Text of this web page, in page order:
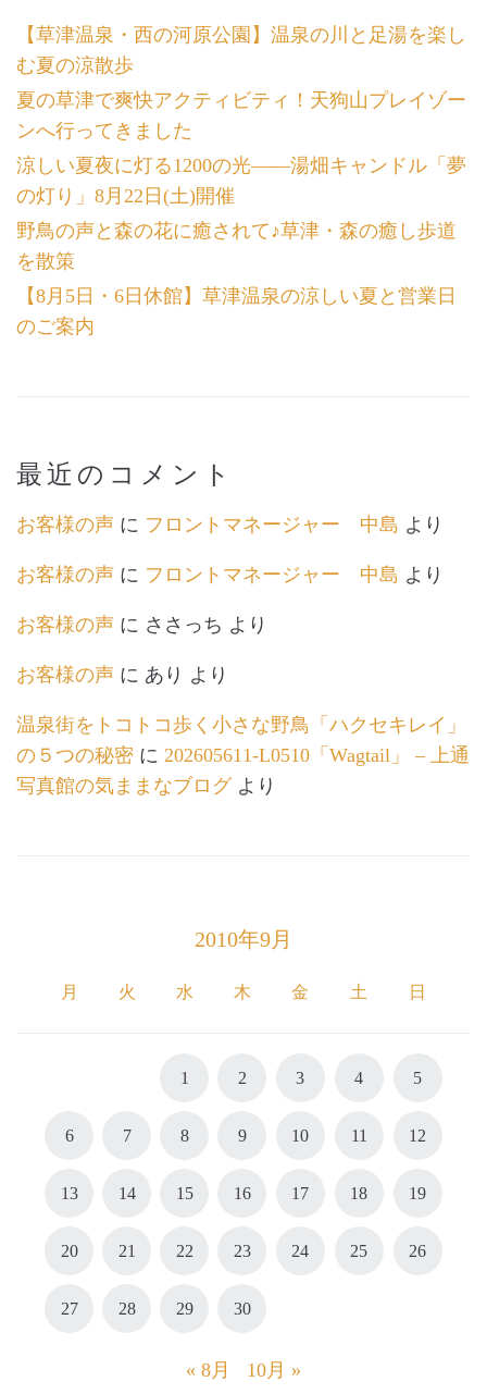
【草津温泉・西の河原公園】温泉の川と足湯を楽し
む夏の涼散歩
夏の草津で爽快アクティビティ！天狗山プレイゾー
ンへ行ってきました
涼しい夏夜に灯る1200の光――湯畑キャンドル「夢
の灯り」8月22日(土)開催
野鳥の声と森の花に癒されて♪草津・森の癒し歩道
を散策
【8月5日・6日休館】草津温泉の涼しい夏と営業日
のご案内
最近のコメント
お客様の声 に フロントマネージャー 中島 より
お客様の声 に フロントマネージャー 中島 より
お客様の声 に ささっち より
お客様の声 に あり より
温泉街をトコトコ歩く小さな野鳥「ハクセキレイ」
の５つの秘密 に 202605611-L0510「Wagtail」 – 上通
写真館の気ままなブログより
2010年9月
月 火 水 木 金 土 日
1 2 3 4 5
6 7 8 9 10 11 12
13 14 15 16 17 18 19
20 21 22 23 24 25 26
27 28 29 30
« 8月 10月 »